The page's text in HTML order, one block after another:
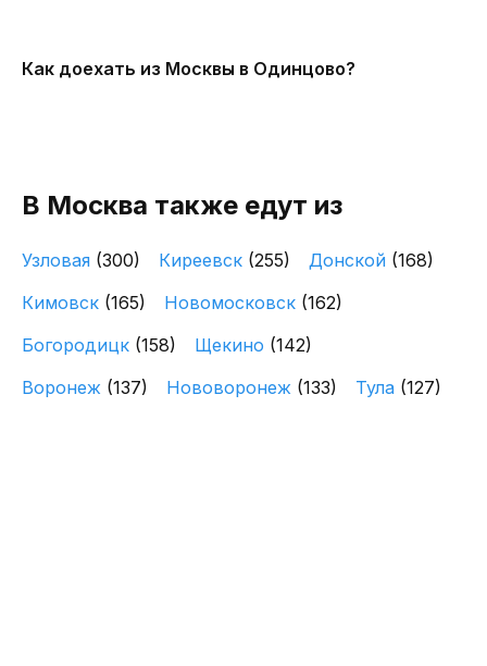
Как доехать из Москвы в Одинцово?
В Москва также едут из
Узловая (300) Киреевск (255) Донской (168)
Кимовск (165) Новомосковск (162)
Богородицк (158) Щекино (142)
Воронеж (137) Нововоронеж (133) Тула (127)